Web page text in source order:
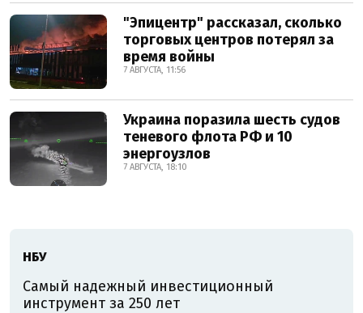
"Эпицентр" рассказал, сколько
торговых центров потерял за
время войны
7 АВГУСТА, 11:56
Украина поразила шесть судов
теневого флота РФ и 10
энергоузлов
7 АВГУСТА, 18:10
НБУ
Самый надежный инвестиционный
инструмент за 250 лет